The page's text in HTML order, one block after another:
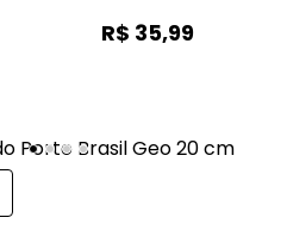
R$ 35,99